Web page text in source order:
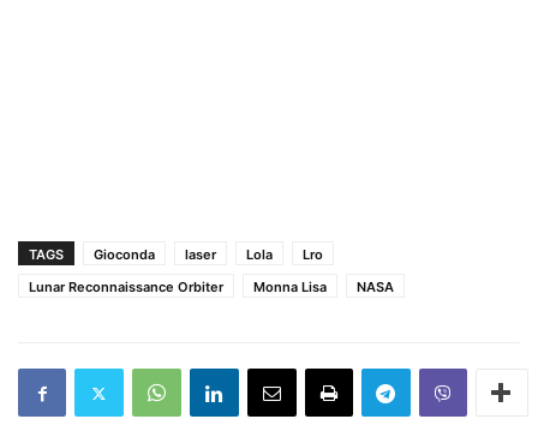
TAGS Gioconda laser Lola
Lro
Lunar Reconnaissance Orbiter
Monna Lisa NASA